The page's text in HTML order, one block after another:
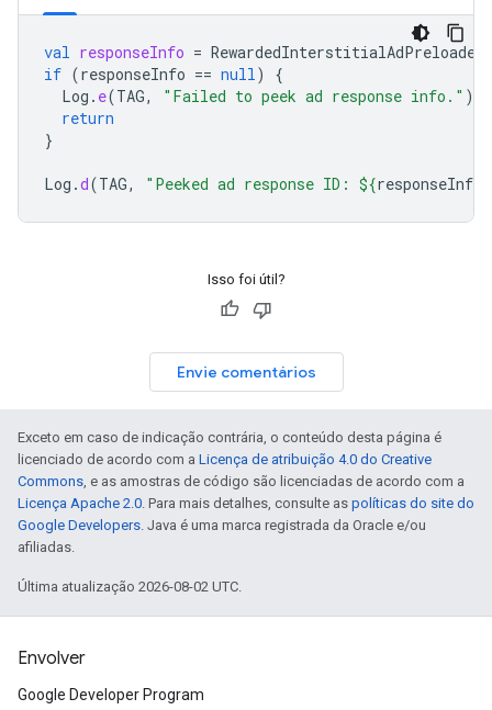
val responseInfo = RewardedInterstitialAdPreloader
if (responseInfo == null)
{
Log . e(TAG, "Failed to peek ad response info." )
return
}
Log .d(TAG, "Peeked ad response ID: ${responseInfo
Isso foi útil?
Envie comentários
Exceto em caso de indicação contrária, o conteúdo desta página é
licenciado de acordo com a Licença de atribuição 4.0 do Creative
Commons, e as amostras de código são licenciadas de acordo com a
Licença Apache 2.0. Para mais detalhes, consulte as políticas do site do
Google Developers. Java é uma marca registrada da Oracle e/ou
afiliadas.
Última atualização 2026-08-02 UTC.
Envolver
Google Developer Program